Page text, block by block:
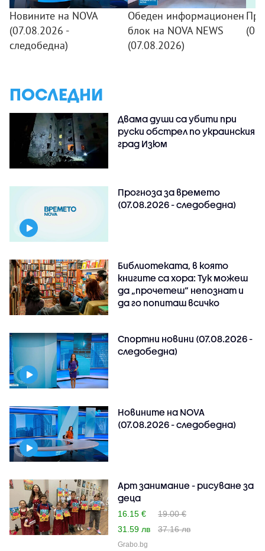
Новините на NOVA
(07.08.2026 -
следобедна)
Обеден информационен
блок на NOVA NEWS
(07.08.2026)
ПОСЛЕДНИ
Двама души са убити при
руски обстрeл по украинския
град Изюм
Прогноза за времето
(07.08.2026 - следобедна)
Библиотеката, в която
книгите са хора: Тук можеш
да „прочетеш“ непознат и
да го попиташ всичко
Спортни новини (07.08.2026 -
следобедна)
Новините на NOVA
(07.08.2026 - следобедна)
Арт занимание - рисуване за
деца
16.15 €
19.00 €
31.59 лв
37.16 лв
Grabo.bg